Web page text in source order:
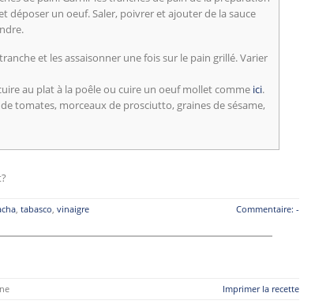
déposer un oeuf. Saler, poivrer et ajouter de la sauce
et les assaisonner une fois sur le pain grillé. Varier
au plat à la poêle ou cuire un oeuf mollet comme ici.
tomates, morceaux de prosciutto, graines de sésame,
Commentaire: -
, tabasco, vinaigre
Imprimer la recette